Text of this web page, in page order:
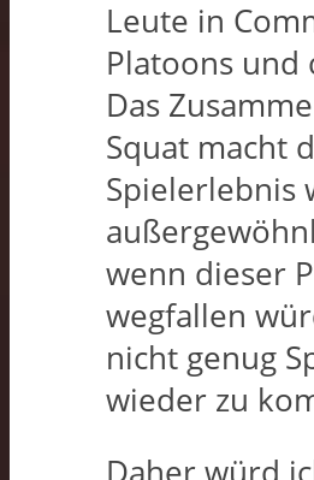
Leute in
Platoons und
Das
Squat macht
Spielerlebnis
wenn dieser
wegfallen
nicht genug
wieder zu